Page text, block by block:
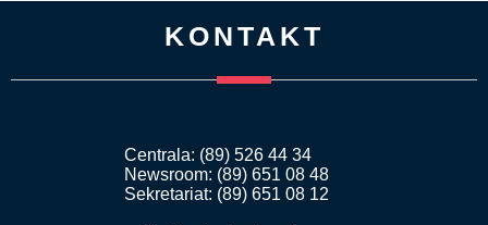
KONTAKT
Centrala: (89) 526 44 34
Newsroom: (89) 651 08 48
Sekretariat: (89) 651 08 12